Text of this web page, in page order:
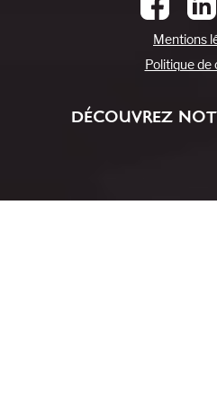
Mentions
Politique de
DÉCOUVREZ